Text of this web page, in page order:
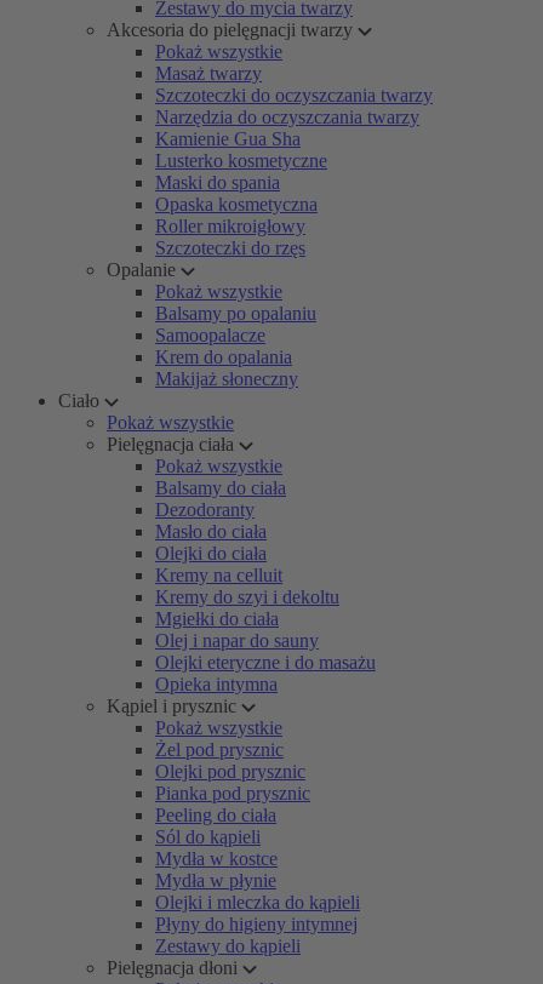
Zestawy do mycia twarzy
Akcesoria do pielęgnacji twarzy
Pokaż wszystkie
Masaż twarzy
Szczoteczki do oczyszczania twarzy
Narzędzia do oczyszczania twarzy
Kamienie Gua Sha
Lusterko kosmetyczne
Maski do spania
Opaska kosmetyczna
Roller mikroigłowy
Szczoteczki do rzęs
Opalanie
Pokaż wszystkie
Balsamy po opalaniu
Samoopalacze
Krem do opalania
Makijaż słoneczny
Ciało
Pokaż wszystkie
Pielęgnacja ciała
Pokaż wszystkie
Balsamy do ciała
Dezodoranty
Masło do ciała
Olejki do ciała
Kremy na celluit
Kremy do szyi i dekoltu
Mgiełki do ciała
Olej i napar do sauny
Olejki eteryczne i do masażu
Opieka intymna
Kąpiel i prysznic
Pokaż wszystkie
Żel pod prysznic
Olejki pod prysznic
Pianka pod prysznic
Peeling do ciała
Sól do kąpieli
Mydła w kostce
Mydła w płynie
Olejki i mleczka do kąpieli
Płyny do higieny intymnej
Zestawy do kąpieli
Pielęgnacja dłoni